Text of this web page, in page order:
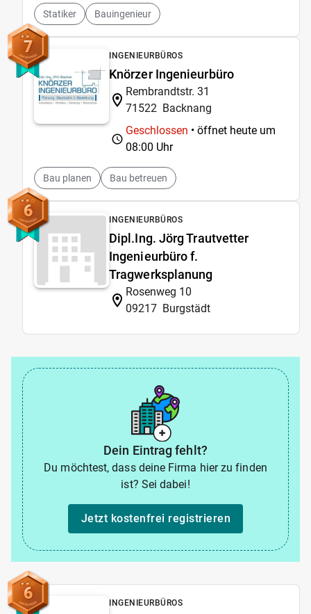
Statiker Bauingenieur
7 INGENIEURBÜROS
Knörzer Ingenieurbüro
Rembrandtstr. 31
71522 Backnang
Geschlossen • öffnet heute um
08:00 Uhr
Bau planen Bau betreuen
6 INGENIEURBÜROS
Dipl.Ing. Jörg Trautvetter
Ingenieurbüro f.
Tragwerksplanung
Rosenweg 10
09217 Burgstädt
Dein Eintrag fehlt?
Du möchtest, dass deine Firma hier zu finden
ist? Sei dabei!
Jetzt kostenfrei registrieren
6 INGENIEURBÜROS